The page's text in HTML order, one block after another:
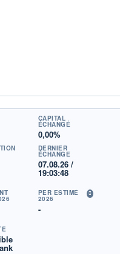
CAPITAL
ÉCHANGÉ
0,00%
DERNIER
ÉCHANGE
07.08.26 /
19:03:48
PER ESTIMÉ
2026
-